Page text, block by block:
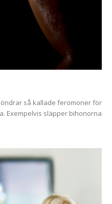
så kallade feromoner för
Exempelvis släpper bihonorna